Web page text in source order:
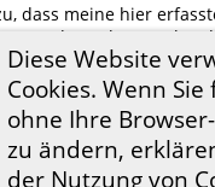
Diese Website
Cookies. Wenn
ohne Ihre
zu ändern,
der Nutzung von
dass meine hier
werden. Ich verstehe,
bitten kann,